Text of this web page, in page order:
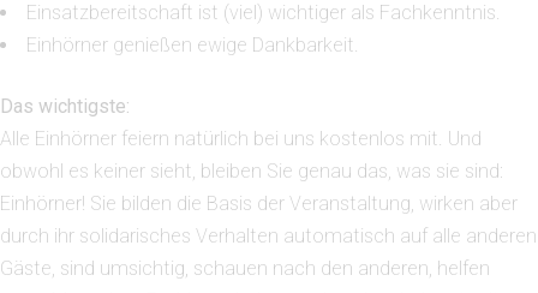
Einsatzbereitschaft ist (viel) wichtiger als Fachkenntnis.
Einhörner genießen ewige Dankbarkeit.
Das wichtigste:
Alle Einhörner feiern natürlich bei uns kostenlos mit. Und
obwohl es keiner sieht, bleiben Sie genau das, was sie sind:
Einhörner! Sie bilden die Basis der Veranstaltung, wirken aber
durch ihr solidarisches Verhalten automatisch auf alle anderen
Gäste, sind umsichtig, schauen nach den anderen, helfen